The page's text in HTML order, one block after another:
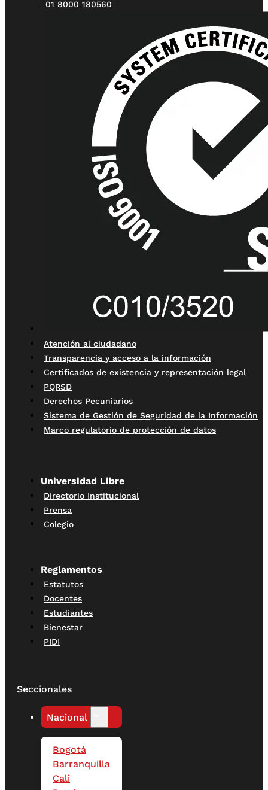
01 8000 180560
Atención al ciudadano
Transparencia y acceso a la información
Certificados de existencia y representación legal
PQRSD
Derechos Pecuniarios
Sistema de Gestión de Seguridad de la Información
Marco regulatorio de protección de datos
Universidad Libre
Directorio Institucional
Prensa
Colegio
Reglamentos
Estatutos
Docentes
Estudiantes
Bienestar
PIDI
Seccionales
Nacional
Bogotá
Barranquilla
Cali